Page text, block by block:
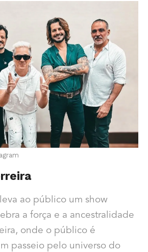
ao público um show
a força e a ancestralidade
onde o público é
passeio pelo universo do